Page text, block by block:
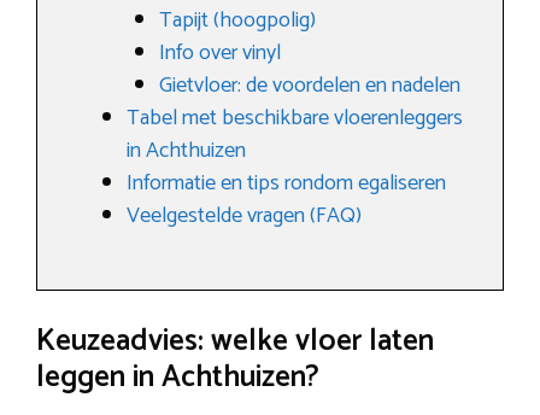
Tapijt (hoogpolig)
Info over vinyl
Gietvloer: de voordelen en nadelen
Tabel met beschikbare vloerenleggers
in Achthuizen
Informatie en tips rondom egaliseren
Veelgestelde vragen (FAQ)
Keuzeadvies: welke vloer laten
leggen in Achthuizen?